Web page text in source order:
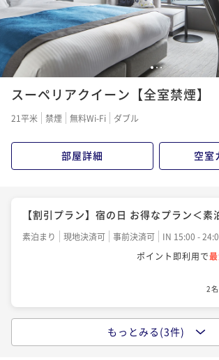
2名
【早期割】60日以上前の予約でシンプル
付＞
朝食付き 事前決済可
IN 15:00 - 26:00 OUT11:00
ポイント即利用で
2名
しむReluxプラン～朝食付～
朝食付き 事前決済可
IN 15:00 - 26:00 OUT11:00
ポイント即利用で
【連泊割】2連泊以上でお得にステイ＜
2名
―洗練された寛ぎと癒し―名古屋プレミ
しむReluxプラン～素泊り～
2名
最大22時間ステイ レイトチェックアウ
【割引プラン】宿の日 お得なプラン＜朝
123
スーペリアクイーン【全室禁煙】
21平米 禁煙 無料Wi-Fi ダブル
部屋詳細 空室
【割引プラン】宿の日 お得なプラン＜素
素泊まり 現地決済可 事前決済可
IN 15:00 -
ポイント即利用で
2名
―洗練された寛ぎと癒し―名古屋プレミア
もっとみる(3件)